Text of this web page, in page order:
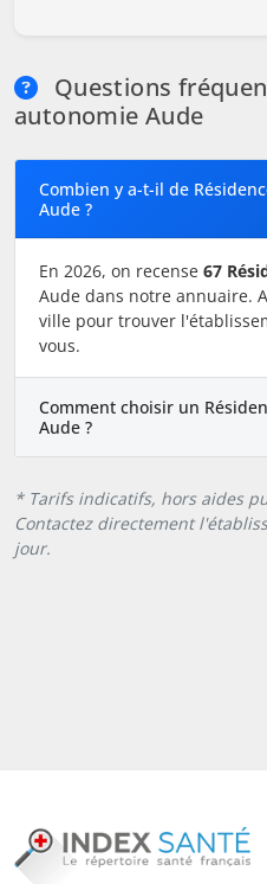
Questions
autonomie Aude
Combien y a-t-il de
Aude ?
En 2026, on recense 67
Aude dans notre annuaire.
ville pour trouver
vous.
Comment choisir un
Aude ?
* Tarifs indicatifs, hors aides
Contactez directement
jour.